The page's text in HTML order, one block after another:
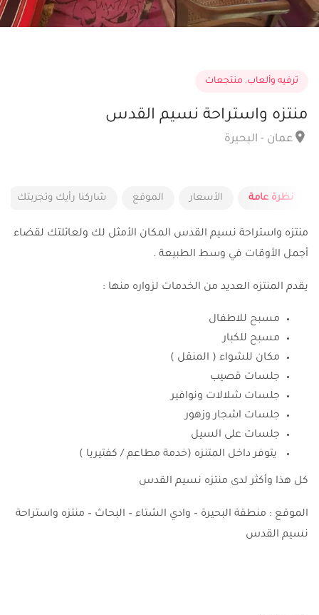
ترفيه وألعاب, منتجعات
منتزه واستراحة نسيم القدس
عمان - البحيرة
نظرة عامة الأسعار الموقع شاركنا رأيك وتجربتك
منتزه واستراحة نسيم القدس المكان الأمثل لك ولعائلتك لقضاء
أجمل الأوقات في وسط الطبيعة .
يقدم المنتزه العديد من الخدمات لزواره منها :
مسبح للاطفال
مسبح للكبار
مكان للشواء ( المنقل )
جلسات قصيب
جلسات شلالات ونوافير
جلسات اشجار وزهور
جلسات على السيل
يتوفر داخل المتنزه (خدمة مطاعم / كفتيريا )
كل هذا وأكثر لدى منتزه نسيم القدس
الموقع : منطقة البحيرة – وادي الشتاء – البحاث – منتزه واستراحة
نسيم القدس